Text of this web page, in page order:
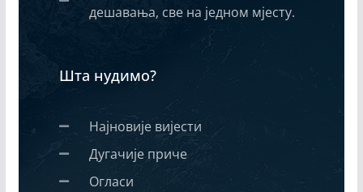
дешавања, све на једном мјесту.
Шта нудимо?
Најновије вијести
Дугачије приче
Огласи